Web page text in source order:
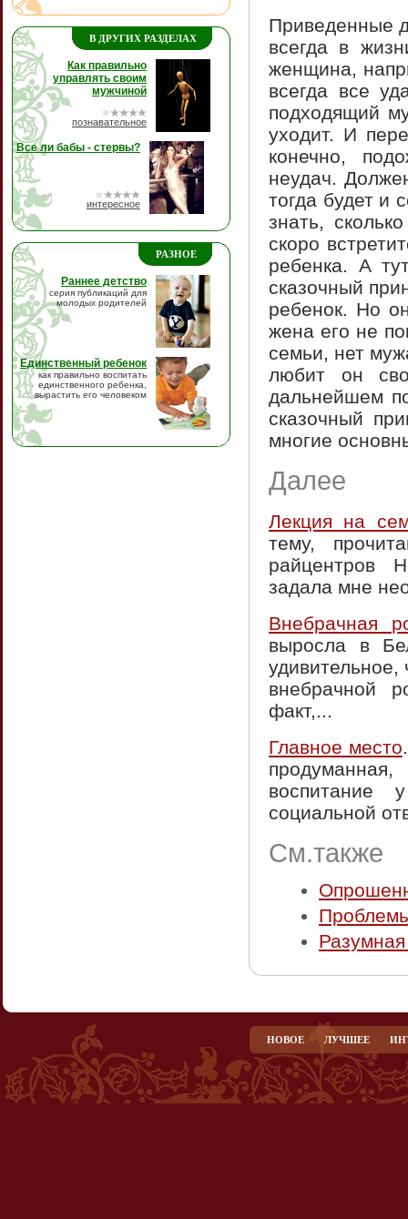
В ДРУГИХ РАЗДЕЛАХ
Как правильно
управлять своим
мужчиной
познавательное
Все ли бабы - стервы?
интересное
РАЗНОЕ
Раннее детство
серия публикаций для
молодых родителей
Единственный ребенок
как правильно воспитать
единственного ребенка,
вырастить его человеком
Приведенные
всегда в
женщина,
всегда все
подходящий
уходит. И
конечно,
неудач.
тогда будет и
знать,
скоро
ребенка. А
сказочный
ребенок. Но
жена его не
семьи, нет
любит он
дальнейшем
сказочный
многие
Далее
Лекция на
тему,
райцентров
задала мне
Внебрачная
выросла в
внебрачной
факт,...
Главное место
воспитание
социальной
См.также
НОВОЕ ЛУЧШЕЕ